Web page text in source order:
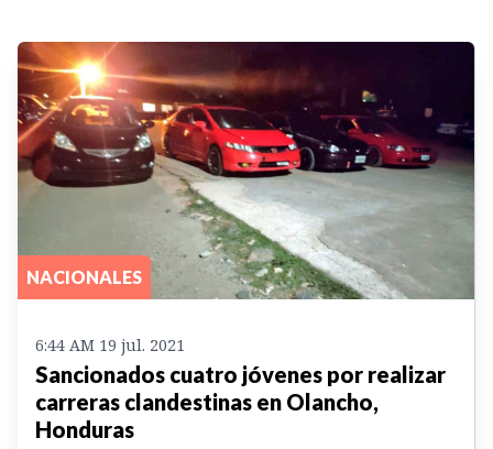
NACIONALES
6:44 AM 19 jul. 2021
Sancionados cuatro jóvenes por realizar
carreras clandestinas en Olancho,
Honduras